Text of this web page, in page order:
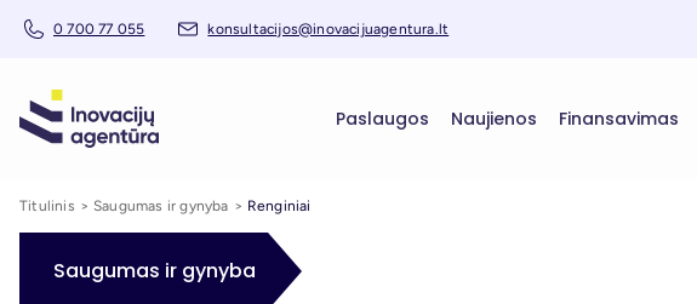
0 700 77 055 konsultacijos@inovacijuagentura.lt
Paslaugos Naujienos Finansavimas
Titulinis Saugumas ir gynyba Renginiai
Saugumas ir gynyba